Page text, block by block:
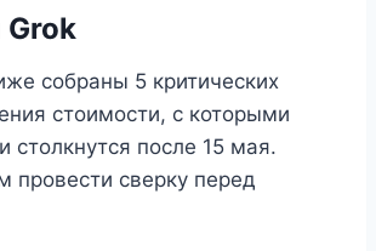
собраны 5 критических
стоимости, с которыми
столкнутся после 15 мая.
провести сверку перед